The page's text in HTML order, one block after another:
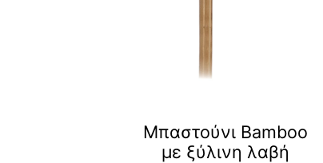
Μπαστούνι Bamboo
με ξύλινη λαβή